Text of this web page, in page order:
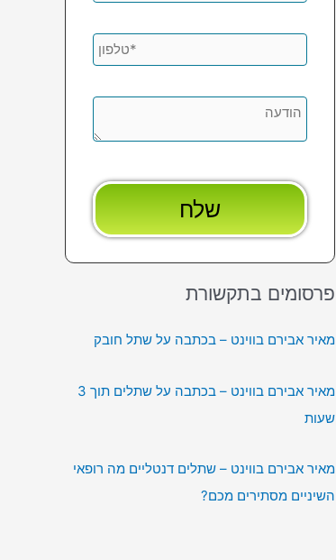
פרסומים בתקשורת
מאיר אבירם בווינט – בכתבה על שתל חובק
מאיר אבירם בווינט – בכתבה על שתלים תוך 3
שעות
מאיר אבירם בווינט – שתלים דנטליים מה רופאי
השיניים מסתירים מכם?